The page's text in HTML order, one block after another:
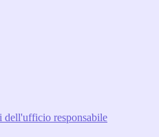
dell'ufficio responsabile